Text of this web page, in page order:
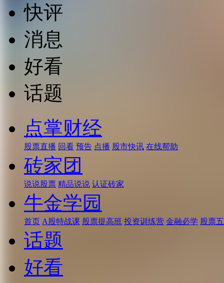
快评
消息
好看
话题
点掌财经
股票直播 回看 预告 点播 股市快讯 在线帮助
砖家团
说说股票 精品说说 认证砖家
牛金学园
首页 A股特战课 股票提高班 投资训练营 金融必学 股票
话题
好看